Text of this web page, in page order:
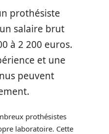
prothésiste
salaire brut
à 2 200 euros.
et une
peuvent
prothésistes
laboratoire. Cette